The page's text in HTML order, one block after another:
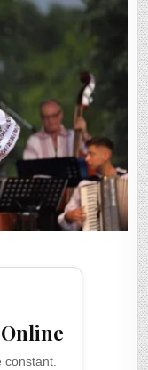
constant.